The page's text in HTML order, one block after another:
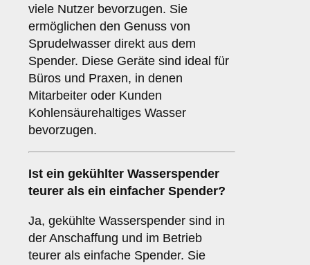
viele Nutzer bevorzugen. Sie
ermöglichen den Genuss von
Sprudelwasser direkt aus dem
Spender. Diese Geräte sind ideal für
Büros und Praxen, in denen
Mitarbeiter oder Kunden
Kohlensäurehaltiges Wasser
bevorzugen.
Ist ein gekühlter Wasserspender
teurer als ein einfacher Spender?
Ja, gekühlte Wasserspender sind in
der Anschaffung und im Betrieb
teurer als einfache Spender. Sie